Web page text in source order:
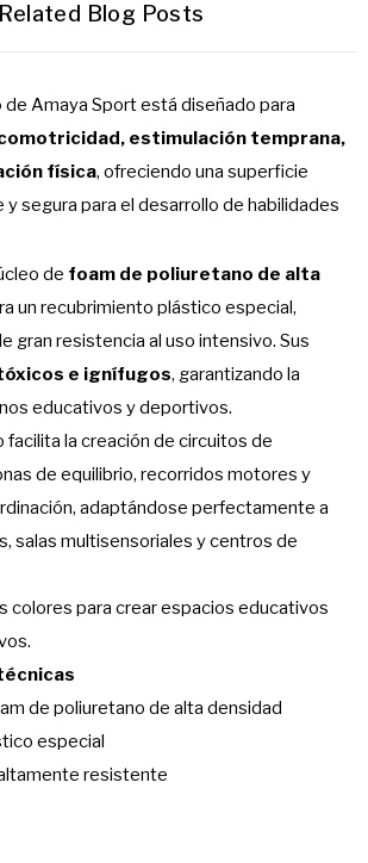
Related Blog Posts
de Amaya Sport está diseñado para
estimulación temprana,
física, ofreciendo una superficie
segura para el desarrollo de habilidades
de foam de poliuretano de alta
un recubrimiento plástico especial,
gran resistencia al uso intensivo. Sus
e ignífugos, garantizando la
educativos y deportivos.
facilita la creación de circuitos de
de equilibrio, recorridos motores y
adaptándose perfectamente a
salas multisensoriales y centros de
colores para crear espacios educativos
de poliuretano de alta densidad
especial
resistente